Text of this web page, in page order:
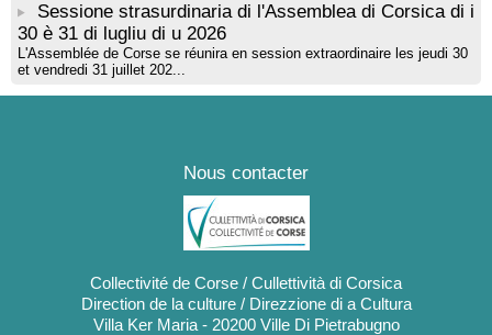
Sessione strasurdinaria di l'Assemblea di Corsica di i
30 è 31 di lugliu di u 2026
L'Assemblée de Corse se réunira en session extraordinaire les jeudi 30
et vendredi 31 juillet 202...
Nous contacter
Collectivité de Corse / Cullettività di Corsica
Direction de la culture / Direzzione di a Cultura
Villa Ker Maria - 20200 Ville Di Pietrabugno